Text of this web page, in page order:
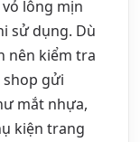
lông mịn
sử dụng. Dù
nên kiểm tra
shop gửi
mắt nhựa,
kiện trang